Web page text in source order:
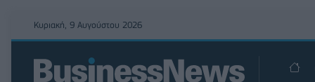
Κυριακή, 9 Αυγούστου 2026